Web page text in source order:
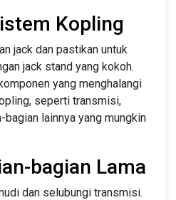
Kopling
jack dan pastikan untuk
jack stand yang kokoh.
yang menghalangi
seperti transmisi,
bagian lainnya yang mungkin
bagian Lama
dan selubungi transmisi.